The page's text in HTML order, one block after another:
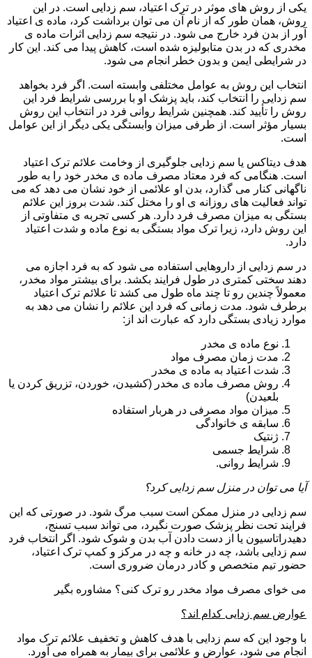
یکی از روش های موثر در ترک اعتیاد، سم زدایی است. در این
روش، همان طور که از نام آن می توان برداشت کرد، ماده ی اعتیاد
آور از بدن فرد خارج می شود. در نتیجه سم زدایی اثرات ماده ی
مخدری که در بدن متابولیزه شده است، کاهش پیدا می کند. این کار
در شرایطی ایمن و بدون خطر انجام می شود.
انتخاب این روش به عوامل مختلفی وابسته است. اگر فرد بخواهد
سم زدایی را انتخاب کند، باید پزشک او با بررسی شرایط فرد این
روش را تأیید کند. همچنین شرایط روانی فرد در انتخاب این روش
بسیار مؤثر است. از طرفی میزان وابستگی یکی دیگر از این عوامل
است.
هدف دیتاکس یا سم زدایی جلوگیری از وخامت علائم ترک اعتیاد
است. هنگامی که فرد معتاد مصرف ماده ی مخدر خود را به طور
ناگهانی کنار می گذارد، بدن او علائمی از خود نشان می دهد که می
تواند فعالیت های روزانه ی او را مختل کند. شدت بروز این علائم
بستگی به میزان مصرف فرد دارد. هر کسی تجربه ی متفاوتی از
این روش دارد، زیرا ترک مواد بستگی به نوع ماده و شدت اعتیاد
دارد.
در سم زدایی از داروهایی استفاده می شود که به فرد اجازه می
دهند سختی کمتری در طول فرایند بکشد. برای بیشتر مواد مخدر،
معمولاً چندین رو تا چند ماه طول می کشد تا علائم ترک اعتیاد
برطرف شود. مدت زمانی که فرد این علائم را نشان می دهد به
موارد زیادی بستگی دارد که عبارت اند از:
نوع ماده ی مخدر
مدت زمان مصرف مواد
شدت اعتیاد به ماده ی مخدر
روش مصرف ماده ی مخدر (کشیدن، خوردن، تزریق کردن یا
بلعیدن)
میزان مواد مصرفی در هربار استفاده
سابقه ی خانوادگی
ژنتیک
شرایط جسمی
شرایط روانی.
آیا می توان در منزل سم زدایی کرد؟
سم زدایی در منزل ممکن است سبب مرگ شود. در صورتی که این
فرایند تحت نظر پزشک صورت نگیرد، می تواند سبب تسنج،
دهیدراتاسیون یا از دست دادن آب بدن و شوک شود. اگر انتخاب فرد
سم زدایی باشد، چه در خانه و چه در مرکز و کمپ ترک اعتیاد،
حضور تیم متخصص و کادر درمان ضروری است.
می خوای مصرف مواد مخدر رو ترک کنی؟ مشاوره بگیر
عوارض سم زدایی کدام اند؟
با وجود این که سم زدایی با هدف کاهش و تخفیف علائم ترک مواد
انجام می شود، عوارض و علائمی برای بیمار به همراه می آورد.